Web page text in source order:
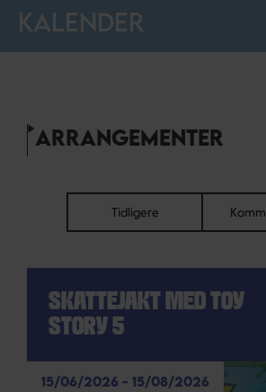
KALENDER
ARRANGEMENTER
Tidligere
SKATTEJAKT MED TOY
STORY 5
15/06/2026 - 15/08/2026